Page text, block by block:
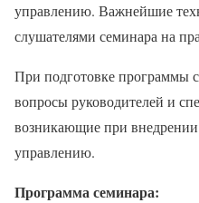
управлению. Важнейшие
слушателями семинара на
При подготовке программы
вопросы руководителей и
возникающие при
управлению.
Программа семинара: